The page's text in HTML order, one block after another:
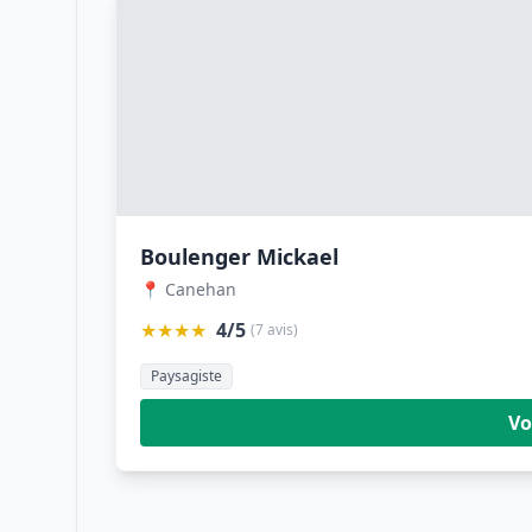
Boulenger Mickael
📍 Canehan
★★★★ 4/5 (7 avis)
Paysagiste